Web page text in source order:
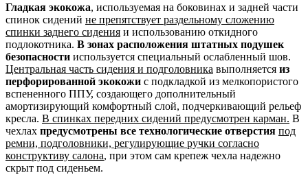
Гладкая экокожа, используемая на боковинах и задней части
спинок сидений не препятствует раздельному сложению
спинки заднего сидения и использованию откидного
подлокотника. В зонах расположения штатных подушек
безопасности используется специальный ослабленный шов.
Центральная часть сидения и подголовника выполняется из
перфорированной экокожи с подкладкой из мелкопористого
вспененного ППУ, создающего дополнительный
амортизирующий комфортный слой, подчеркивающий рельеф
кресла. В спинках передних сидений предусмотрен карман. В
чехлах предусмотрены все технологические отверстия под
ремни, подголовники, регулирующие ручки согласно
конструктиву салона, при этом сам крепеж чехла надежно
скрыт под сиденьем.